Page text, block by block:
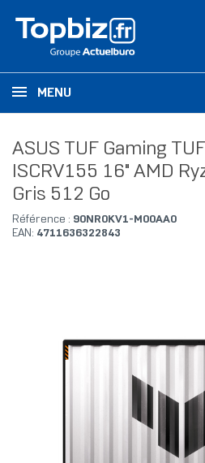
MENU
ASUS TUF Gaming
ISCRV155 16" AMD
Gris 512 Go
Référence : 90NR0KV1-M00AA0
EAN: 4711636322843